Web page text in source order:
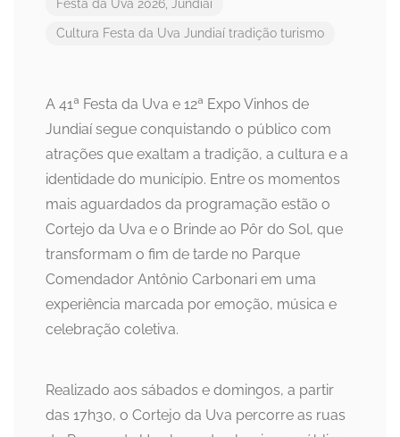
Festa da Uva 2026, Jundiaí
Cultura Festa da Uva Jundiaí tradição turismo
A 41ª Festa da Uva e 12ª Expo Vinhos de
Jundiaí segue conquistando o público com
atrações que exaltam a tradição, a cultura e a
identidade do município. Entre os momentos
mais aguardados da programação estão o
Cortejo da Uva e o Brinde ao Pôr do Sol, que
transformam o fim de tarde no Parque
Comendador Antônio Carbonari em uma
experiência marcada por emoção, música e
celebração coletiva.
Realizado aos sábados e domingos, a partir
das 17h30, o Cortejo da Uva percorre as ruas